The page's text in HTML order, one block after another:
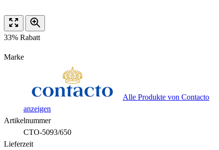
33% Rabatt
Marke
Alle Produkte von Contacto
anzeigen
Artikelnummer
CTO-5093/650
Lieferzeit